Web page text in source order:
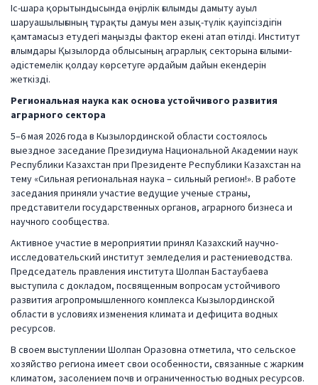
Іс-шара қорытындысында өңірлік ғылымды дамыту ауыл
шаруашылығының тұрақты дамуы мен азық-түлік қауіпсіздігін
қамтамасыз етудегі маңызды фактор екені атап өтілді. Институт
ғалымдары Қызылорда облысының аграрлық секторына ғылыми-
әдістемелік қолдау көрсетуге әрдайым дайын екендерін
жеткізді.
Региональная наука как основа устойчивого развития
аграрного сектора
5–6 мая 2026 года в Кызылординской области состоялось
выездное заседание Президиума Национальной Академии наук
Республики Казахстан при Президенте Республики Казахстан на
тему «Сильная региональная наука – сильный регион!». В работе
заседания приняли участие ведущие ученые страны,
представители государственных органов, аграрного бизнеса и
научного сообщества.
Активное участие в мероприятии принял Казахский научно-
исследовательский институт земледелия и растениеводства.
Председатель правления института Шолпан Бастаубаева
выступила с докладом, посвященным вопросам устойчивого
развития агропромышленного комплекса Кызылординской
области в условиях изменения климата и дефицита водных
ресурсов.
В своем выступлении Шолпан Оразовна отметила, что сельское
хозяйство региона имеет свои особенности, связанные с жарким
климатом, засолением почв и ограниченностью водных ресурсов.